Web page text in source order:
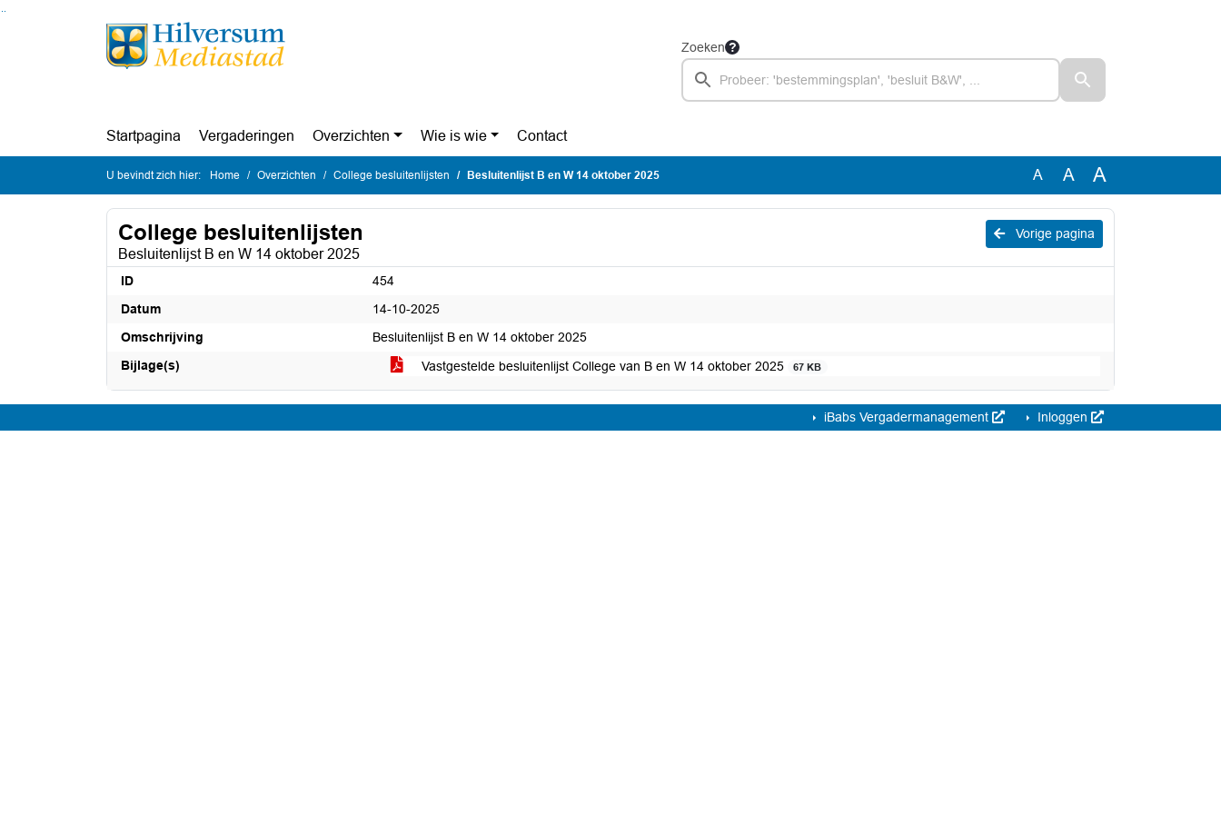
Ga naar de inhoud van deze pagina
Ga naar het zoeken
Ga naar het menu
Zoeken
Startpagina Vergaderingen Overzichten Wie is wie Contact
U bevindt zich hier: Home Overzichten College besluitenlijsten Besluitenlijst B en W 14 oktober 2025 A A A
Vorige pagina
College besluitenlijsten
Besluitenlijst B en W 14 oktober 2025
ID
454
Datum
14-10-2025
Omschrijving
Besluitenlijst B en W 14 oktober 2025
Bijlage(s)
Vastgestelde besluitenlijst College van B en W 14 oktober 2025 67 KB
iBabs Vergadermanagement Inloggen